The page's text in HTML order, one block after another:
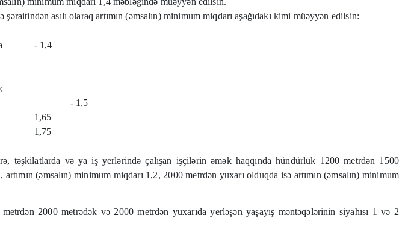
asılı olaraq artımın (əmsalın) minimum miqdarı aşağıdakı kimi müəyyən edilsin:
- 1,4
- 1,5
1,65
1,75
təşkilatlarda və ya iş yerlərində çalışan işçilərin əmək haqqında hündürlük 1200 metrdən 1500
(əmsalın) minimum miqdarı 1,2, 2000 metrdən yuxarı olduqda isə artımın (əmsalın) minimum
2000 metrədək və 2000 metrdən yuxarıda yerləşən yaşayış məntəqələrinin siyahısı 1 və 2